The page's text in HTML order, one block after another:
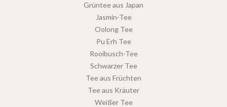
Grüntee aus Japan
Jasmin-Tee
Oolong Tee
Pu Erh Tee
Rooibusch-Tee
Schwarzer Tee
Tee aus Früchten
Tee aus Kräuter
Weißer Tee